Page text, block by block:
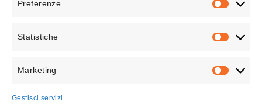
Preferenze
Statistiche
Marketing
Gestisci servizi
Armonia Visiva e Gioco di Ombre